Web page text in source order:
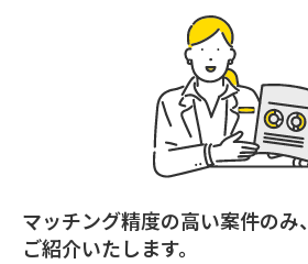
マッチング精度の高い案件のみ、
ご紹介いたします。